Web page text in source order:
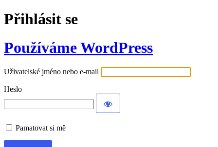
Přihlásit se
Používáme WordPress
Uživatelské jméno nebo e-mail
Heslo
Pamatovat si mě